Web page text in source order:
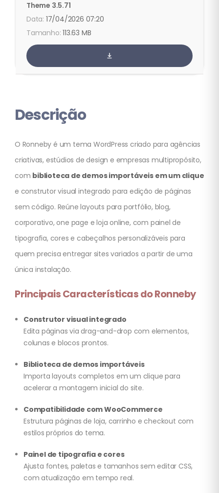
Theme 3.5.71
17/04/2026 07:20
113.63 MB
Descrição
O Ronneby é um tema WordPress criado para agências
criativas, estúdios de design e empresas multipropósito,
com biblioteca de demos importáveis em um clique
e construtor visual integrado para edição de páginas
sem código. Reúne layouts para portfólio, blog,
corporativo, one page e loja online, com painel de
tipografia, cores e cabeçalhos personalizáveis para
quem precisa entregar sites variados a partir de uma
única instalação.
Principais Características do Ronneby
Construtor visual integrado
Edita páginas via drag-and-drop com elementos,
colunas e blocos prontos.
Biblioteca de demos importáveis
Importa layouts completos em um clique para
acelerar a montagem inicial do site.
Compatibilidade com WooCommerce
Estrutura páginas de loja, carrinho e checkout com
estilos próprios do tema.
Painel de tipografia e cores
Ajusta fontes, paletas e tamanhos sem editar CSS,
com atualização em tempo real.